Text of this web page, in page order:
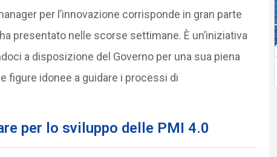
per l’innovazione corrisponde in gran parte
presentato nelle scorse settimane. È un’iniziativa
a disposizione del Governo per una sua piena
figure idonee a guidare i processi di
per lo sviluppo delle PMI 4.0